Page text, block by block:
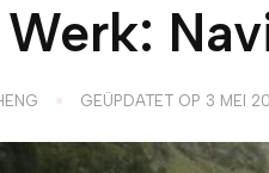
Werk:
GEÜPDATET OP 3 MEI